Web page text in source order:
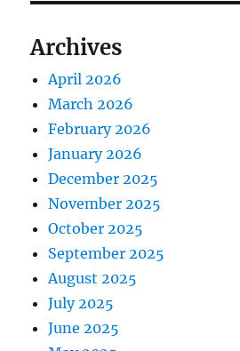
Archives
April 2026
March 2026
February 2026
January 2026
December 2025
November 2025
October 2025
September 2025
August 2025
July 2025
June 2025